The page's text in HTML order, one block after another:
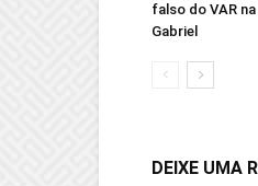
falso do VAR
Gabriel
DEIXE UMA